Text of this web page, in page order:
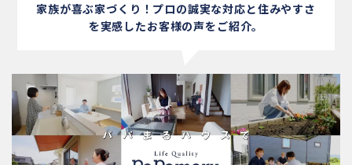
家族が喜ぶ家づくり！プロの誠実な対応と住みやすさ
を実感したお客様の声をご紹介。